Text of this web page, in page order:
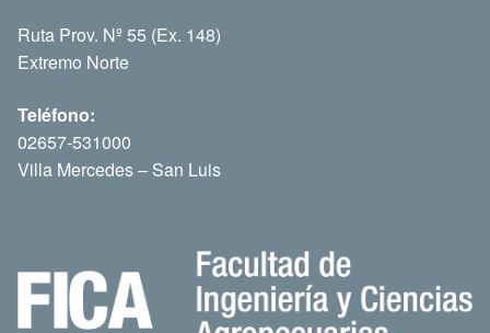
Ruta Prov. Nº 55 (Ex. 148)
Extremo Norte
Teléfono:
02657-531000
Villa Mercedes – San Luis